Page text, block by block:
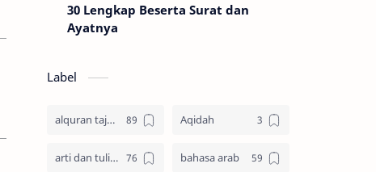
30 Lengkap Beserta Surat dan
Ayatnya
Label
alquran tajwid Aqidah
arti dan tulisan bahasa arab